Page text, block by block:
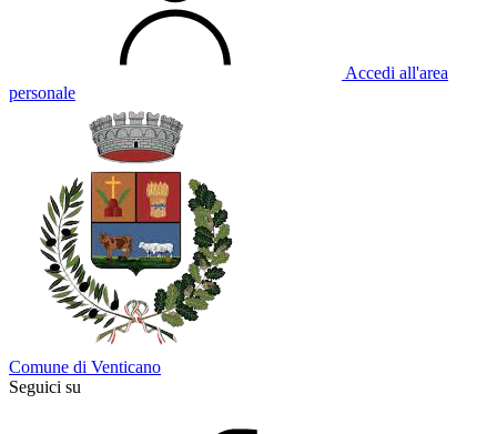
Accedi all'area
personale
Comune di Venticano
Seguici su